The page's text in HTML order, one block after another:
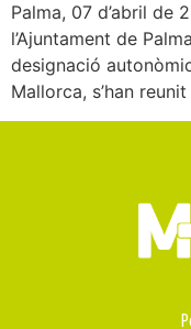
Palma, 07 d’abril de
l’Ajuntament de
designació
Mallorca, s’han